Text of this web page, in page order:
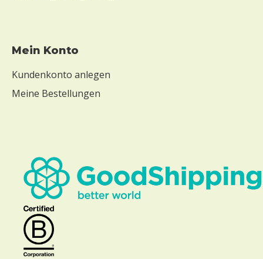
Mein Konto
Kundenkonto anlegen
Meine Bestellungen